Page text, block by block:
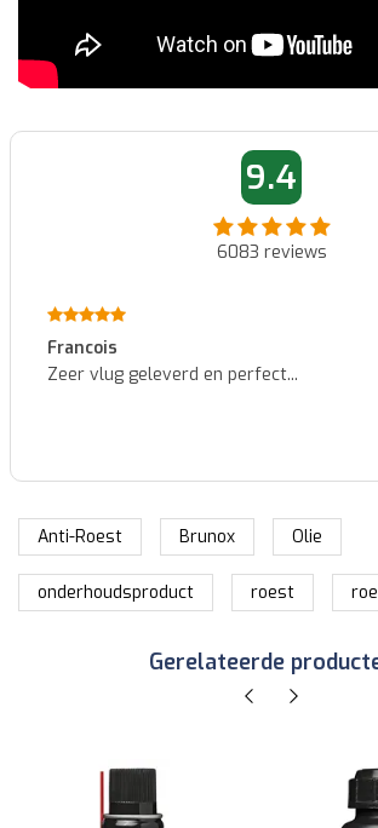
9.4
6083 reviews
Patrick
Identieke nummerplaat zoals de
Anti-Roest Brunox Olie
onderhoudsproduct roest
Gerelateerde